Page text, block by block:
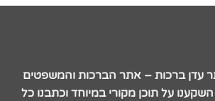
עדן ברכות – אתר הברכות והמשפטים
על תוכן מקורי במיוחד וכתבנו כל